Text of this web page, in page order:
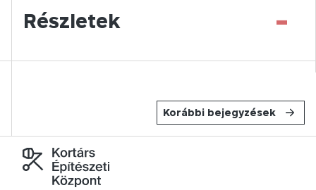
Részletek -
Korábbi bejegyzések